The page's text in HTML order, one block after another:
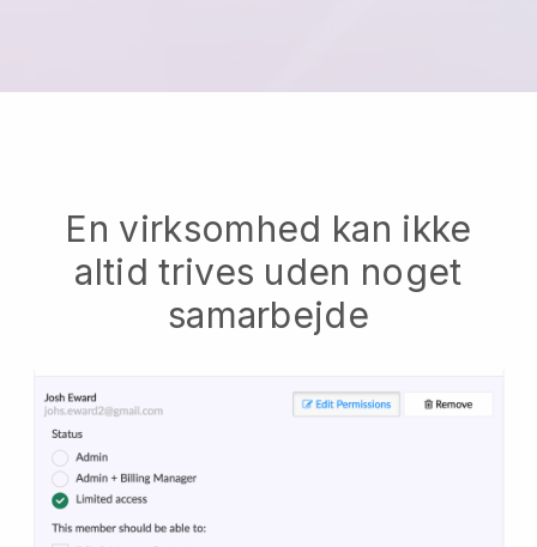
En virksomhed kan ikke
altid trives uden noget
samarbejde